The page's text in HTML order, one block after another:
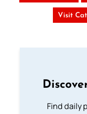
Visit
Find daily